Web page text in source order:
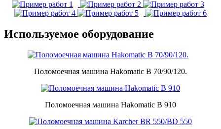
Используемое оборудование
Поломоечная машина Hakomatic B 70/90/120.
Поломоечная машина Hakomatic B 910